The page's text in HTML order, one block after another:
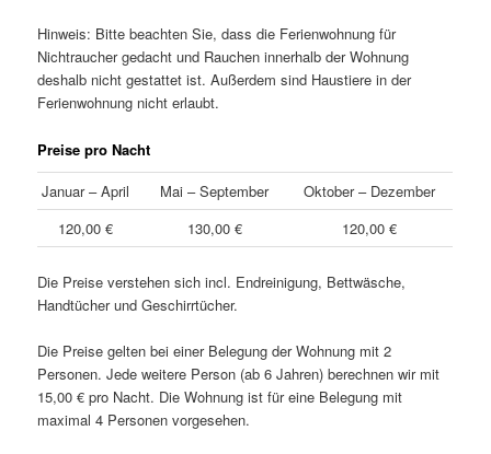
Hinweis: Bitte beachten Sie, dass die Ferienwohnung für
Nichtraucher gedacht und Rauchen innerhalb der Wohnung
deshalb nicht gestattet ist. Außerdem sind Haustiere in der
Ferienwohnung nicht erlaubt.
Preise pro Nacht
Januar – April Mai – September
Oktober – Dezember
120,00 €
130,00 € 120,00 €
Die Preise verstehen sich incl. Endreinigung, Bettwäsche,
Handtücher und Geschirrtücher.
Die Preise gelten bei einer Belegung der Wohnung mit 2
Personen. Jede weitere Person (ab 6 Jahren) berechnen wir mit
15,00 € pro Nacht. Die Wohnung ist für eine Belegung mit
maximal 4 Personen vorgesehen.